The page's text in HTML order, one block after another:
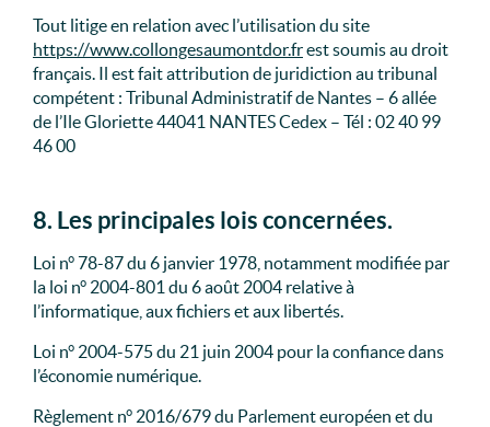
Tout litige en relation avec l’utilisation du site
https://www.collongesaumontdor.frest soumis au droit
français. Il est fait attribution de juridiction au tribunal
compétent : Tribunal Administratif de Nantes – 6 allée
de l’Ile Gloriette 44041 NANTES Cedex – Tél : 02 40 99
46 00
8. Les principales lois concernées.
Loi n° 78-87 du 6 janvier 1978, notamment modifiée par
la loi n° 2004-801 du 6 août 2004 relative à
l’informatique, aux fichiers et aux libertés.
Loi n° 2004-575 du 21 juin 2004 pour la confiance dans
l’économie numérique.
Règlement n° 2016/679 du Parlement européen et du